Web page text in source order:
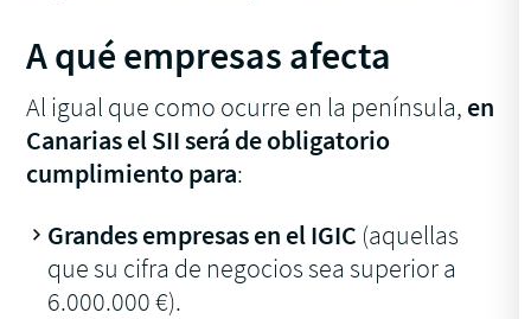
A qué empresas afecta
Al igual que como ocurre en la península, en
Canarias el SII será de obligatorio
cumplimiento para:
Grandes empresas en el IGIC (aquellas
que su cifra de negocios sea superior a
6.000.000 €).